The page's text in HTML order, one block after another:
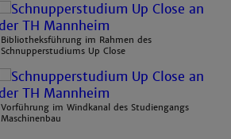
Bibliotheksführung im Rahmen des
Schnupperstudiums Up Close
Vorführung im Windkanal des Studiengangs
Maschinenbau